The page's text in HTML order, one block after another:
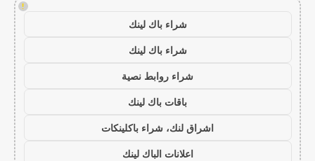
!
شراء باك لينك
شراء باك لينك
شراء روابط نصية
باقات باك لينك
اشراق لنك، شراء باكلينكات
اعلانات الباك لينك